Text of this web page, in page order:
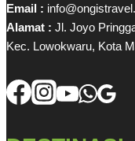
Email :
Alamat : Jl. Joyo
Kec. Lowokwaru, Kota